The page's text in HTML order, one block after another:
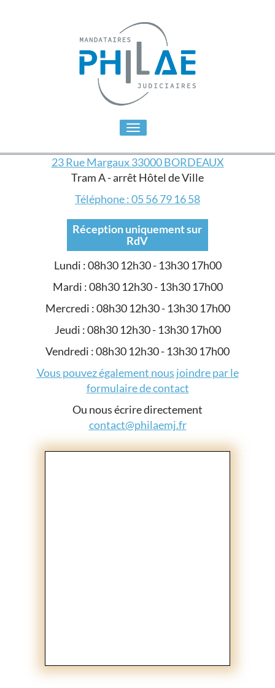
Toggle
23 Rue Margaux 33000 BORDEAUX
Tram A - arrêt Hôtel de Ville
Téléphone : 05 56 79 16 58
Réception uniquement sur
RdV
Lundi : 08h30 12h30 - 13h30 17h00
Mardi : 08h30 12h30 - 13h30 17h00
Mercredi : 08h30 12h30 - 13h30 17h00
Jeudi : 08h30 12h30 - 13h30 17h00
Vendredi : 08h30 12h30 - 13h30 17h00
Vous pouvez également nous joindre par le
formulaire de contact
Ou nous écrire directement
contact@philaemj.fr